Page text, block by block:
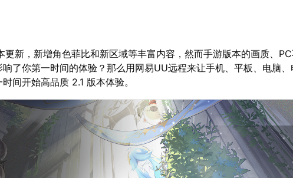
更新，新增角色菲比和新区域等丰富内容，然而手游版本的画质、
了你第一时间的体验？那么用网易UU远程来让手机、平板、电脑、
间开始高品质 2.1 版本体验。